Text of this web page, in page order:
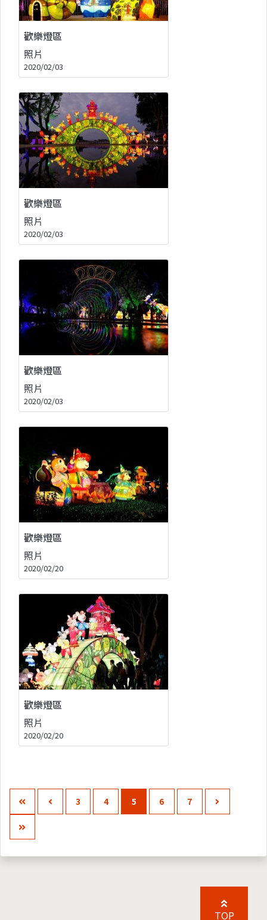
歡樂燈區
照片
2020/02/03
歡樂燈區
照片
2020/02/03
歡樂燈區
照片
2020/02/03
歡樂燈區
照片
2020/02/20
歡樂燈區
照片
2020/02/20
3 4 5 6 7
TOP